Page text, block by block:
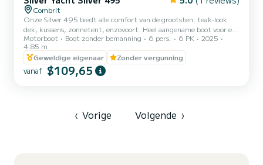
Combrit
Onze Silver 495 biedt alle comfort van de grootsten: teak-look
dek, kussens, zonnetent, enzovoort. Heel aangename boot voor een
gezellig moment op de rivier de Odet, het zal je het plezier geven
om voor een paar uur kapitein te worden, en dat zonder
vergunning! Kies uw verhuurperiode: 1u30, 2u, 3u, 4u, 6u of de
dag van 10u tot 18u voor een beheersbaar budget (brandstof
inbegrepen in de prijs)
Motorboot Boot zonder bemanning 6 pers. 6 PK
2025
4.85 m
Geweldige eigenaar
Zonder vergunning
vanaf $109,65
‹ Vorige Volgende ›